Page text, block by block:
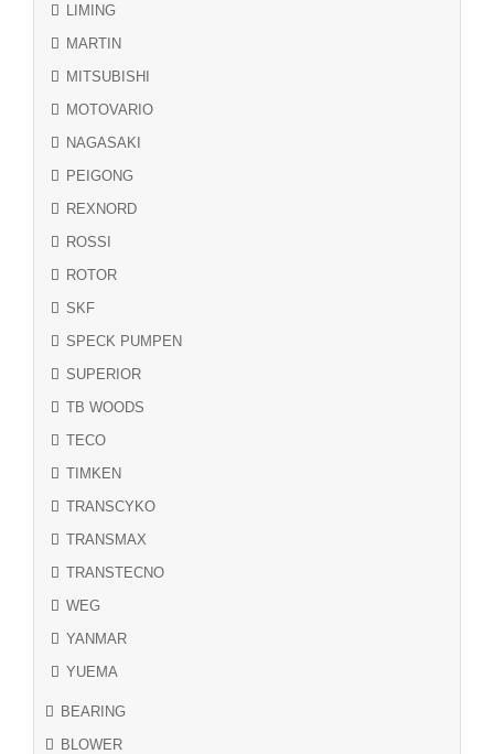
LIMING
MARTIN
MITSUBISHI
MOTOVARIO
NAGASAKI
PEIGONG
REXNORD
ROSSI
ROTOR
SKF
SPECK PUMPEN
SUPERIOR
TB WOODS
TECO
TIMKEN
TRANSCYKO
TRANSMAX
TRANSTECNO
WEG
YANMAR
YUEMA
BEARING
BLOWER